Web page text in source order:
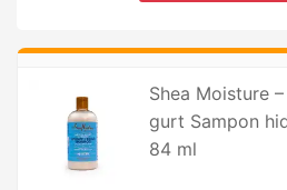
Shea Moisture
gurt Sampon
84 ml